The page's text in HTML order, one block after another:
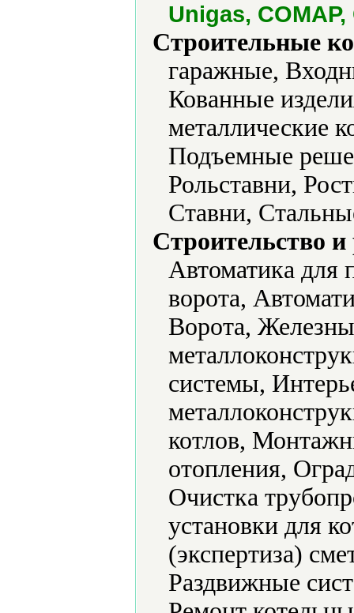
Unigas,
Строительные
гаражные,
Кованные
металлические
Подъемные
Рольставни,
Ставни,
Строительство
Автоматика для
ворота,
Ворота,
системы,
котлов,
отопления,
Очистка
установки для
(экспертиза)
Раздвижные